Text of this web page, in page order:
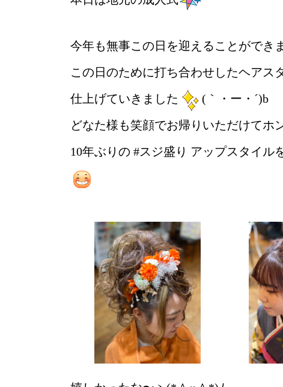
今年も無事この日を迎えることができ
この日のために打ち合わせしたヘアス
仕上げていきました
(｀・ー・´)b
どなた様も笑顔でお帰りいただけてホ
10年ぶりの #スジ盛り アップスタイ